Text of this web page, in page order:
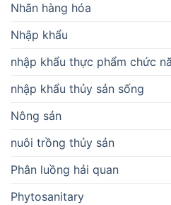
Nhãn hàng hóa
Nhập khẩu
nhập khẩu thực phẩm chức
nhập khẩu thủy sản sống
Nông sản
nuôi trồng thủy sản
Phân luồng hải quan
Phytosanitary